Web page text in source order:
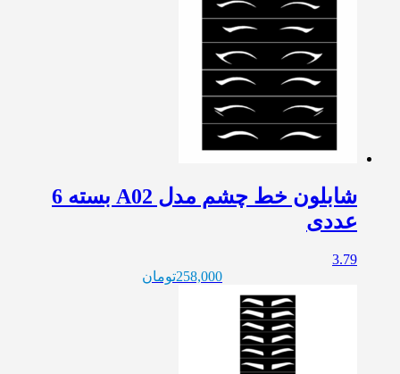
شابلون خط چشم مدل A02 بسته 6
عددی
3.79
258,000تومان